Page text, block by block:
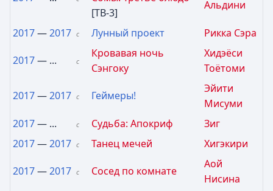
[ТВ-3]
Альдини
2017—2017 с Лунный проект Рикка Сэра
2017— ... с
Кровавая ночь
Сэнгоку
Хидэёси
Тоётоми
2017—2017 с Геймеры!
Эйити
Мисуми
2017— ... с Судьба: Апокриф
Зиг
2017—2017 с Танец мечей Хигэкири
2017—2017 с Сосед по комнате
Аой
Нисина